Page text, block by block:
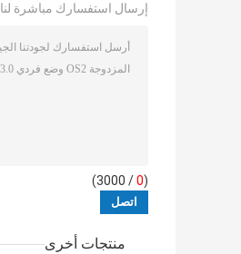
إرسال استفسارك مباشرة لنا
(
0
/ 3000)
منتجات أخرى